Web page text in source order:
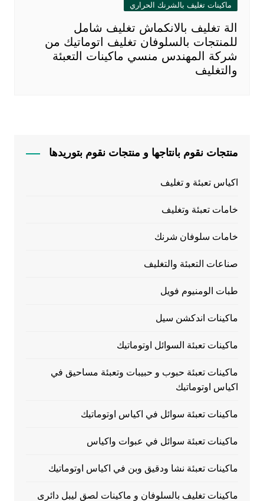
ماكينات تغليف بالشرنك الحراري
الة تغليف بالانكماش تغليف شامل
للمنتجات بالسلوفان تغليف اتوماتيك من
شركة المهندس منسي ماكينات التعبئة
والتغليف
منتجات نقوم بانتاجها و منتجات نقوم بتوريدها
اكياس تعبئة و تغليف
خامات تعبئة وتغليف
خامات سلوفان شرنك
صناعات التعبئة والتغليف
طبات الومنيوم فويل
ماكينات اندكشن سيل
ماكينات تعبئة السوائل اوتوماتيك
ماكينات تعبئة حبوب و حبيبات وتعبئة مساحيق في
اكياس اوتوماتيك
ماكينات تعبئة سوائل في اكياس اوتوماتيك
ماكينات تعبئة سوائل في عبوات واكياس
ماكينات تعبئة نشا ودقيق وبن في اكياس اوتوماتيك
ماكينات تغليف بالسلوفان و ماكينات لصق ليبل دائرى